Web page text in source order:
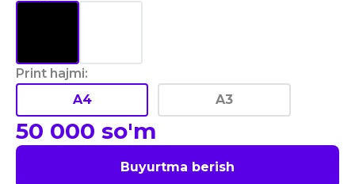
Print hajmi:
A4
A3
50 000 so'm
Buyurtma berish